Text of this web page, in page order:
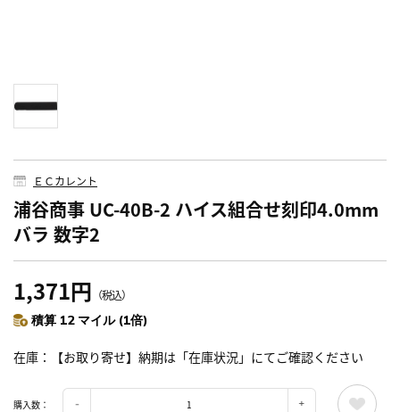
ＥＣカレント
浦谷商事 UC-40B-2 ハイス組合せ刻印4.0mm
バラ 数字2
1,371円 （税込）
積算 12 マイル (1倍)
在庫 【お取り寄せ】納期は「在庫状況」にてご確認ください
購入数：